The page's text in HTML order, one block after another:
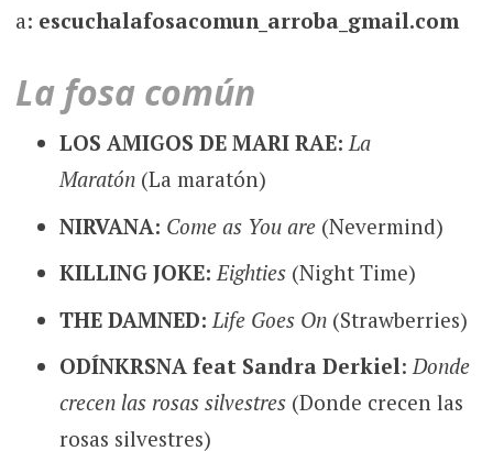
a: escuchalafosacomun_arroba_gmail.com
La fosa común
LOS AMIGOS DE MARI RAE:La
Maratón(La maratón)
NIRVANA: Come as You are(Nevermind)
KILLING JOKE:Eighties(Night Time)
THE DAMNED: Life Goes On(Strawberries)
ODÍNKRSNA feat Sandra Derkiel:Donde
crecen las rosas silvestres(Donde crecen las
rosas silvestres)